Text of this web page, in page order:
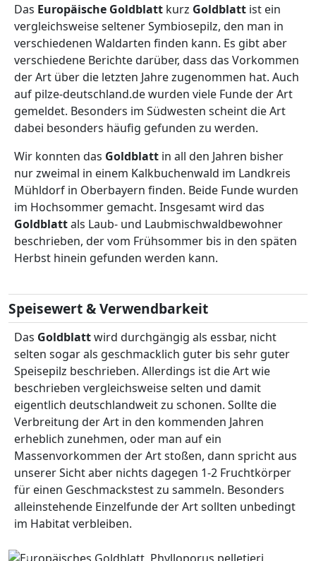
Das Europäische Goldblatt kurz Goldblatt ist ein
vergleichsweise seltener Symbiosepilz, den man in
verschiedenen Waldarten finden kann. Es gibt aber
verschiedene Berichte darüber, dass das Vorkommen
der Art über die letzten Jahre zugenommen hat. Auch
auf pilze-deutschland.de wurden viele Funde der Art
gemeldet. Besonders im Südwesten scheint die Art
dabei besonders häufig gefunden zu werden.
Wir konnten das Goldblatt in all den Jahren bisher
nur zweimal in einem Kalkbuchenwald im Landkreis
Mühldorf in Oberbayern finden. Beide Funde wurden
im Hochsommer gemacht. Insgesamt wird das
Goldblattals Laub- und Laubmischwaldbewohner
beschrieben, der vom Frühsommer bis in den späten
Herbst hinein gefunden werden kann.
Speisewert & Verwendbarkeit
Das Goldblattwird durchgängig als essbar, nicht
selten sogar als geschmacklich guter bis sehr guter
Speisepilz beschrieben. Allerdings ist die Art wie
beschrieben vergleichsweise selten und damit
eigentlich deutschlandweit zu schonen. Sollte die
Verbreitung der Art in den kommenden Jahren
erheblich zunehmen, oder man auf ein
Massenvorkommen der Art stoßen, dann spricht aus
unserer Sicht aber nichts dagegen 1-2 Fruchtkörper
für einen Geschmackstest zu sammeln. Besonders
alleinstehende Einzelfunde der Art sollten unbedingt
im Habitat verbleiben.